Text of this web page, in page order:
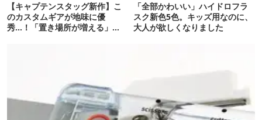
【キャプテンスタッグ新作】こ
のカスタムギアが地味に優
秀…！「置き場所が増える」
「全部かわいい」ハイドロフラ
スク新色5色。キッズ用なのに、
大人が欲しくなりました